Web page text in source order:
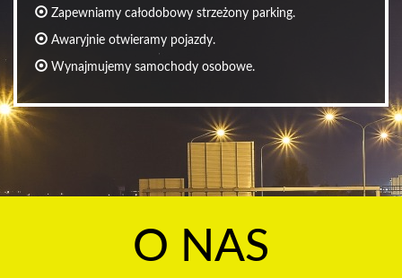
Zapewniamy całodobowy strzeżony parking.
Awaryjnie otwieramy pojazdy.
Wynajmujemy samochody osobowe.
O NAS